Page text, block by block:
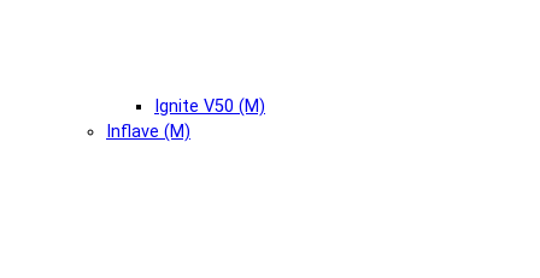
Ignite V50 (М)
Inflave (М)